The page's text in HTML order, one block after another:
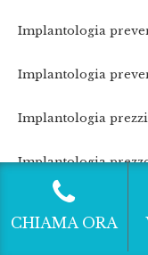
Implantologia
Implantologia
Implantologia prezzi
Implantologia
Implantologia
Informazioni
CHIAMA ORA